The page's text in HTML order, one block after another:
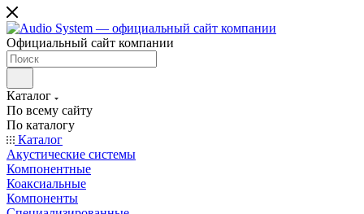
Oфициальный сайт компании
Каталог
По всему сайту
По каталогу
Каталог
Акустические системы
Компонентные
Коаксиальные
Компоненты